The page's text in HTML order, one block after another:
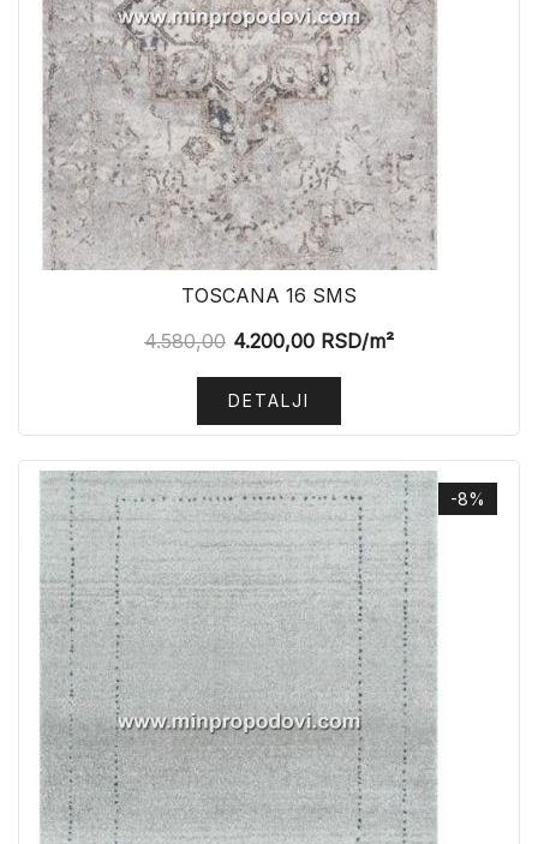
TOSCANA 16 SMS
4.580,00 4.200,00 RSD/m²
DETALJI
-8%